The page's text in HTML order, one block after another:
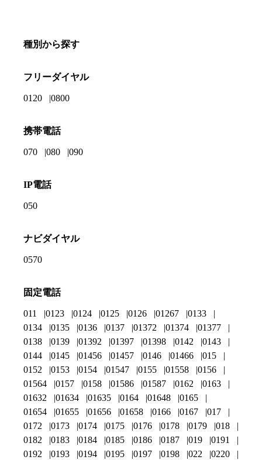
種別から探す
フリーダイヤル
0120 0800
携帯電話
070 080 090
IP電話
050
ナビダイヤル
0570
固定電話
011 0123 0124 0125 0126 01267
0133
0134
0135 0136 0137 01372 01374
01377
0138
0139 01392 01397 01398 0142
0143
0144
0145 01456 01457 0146 01466
015
0152
0153 0154 01547 0155 01558
0156
01564
0157 0158 01586 01587 0162
0163
01632
01634 01635 0164 01648
0165
01654
01655 01656 01658 0166 0167
017
0172
0173 0174 0175 0176 0178 0179
018
0182
0183 0184 0185 0186 0187 019
0191
0192
0193 0194 0195 0197 0198 022 0220